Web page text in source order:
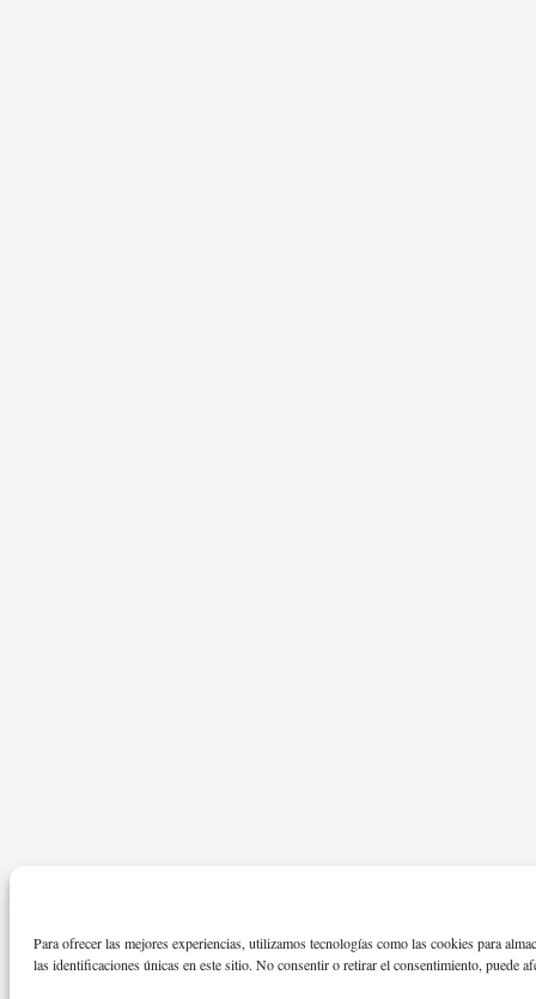
Para ofrecer las mejores experiencias, utilizamos tecnologías como las cookies para
las identificaciones únicas en este sitio. No consentir o retirar el consentimiento, puede